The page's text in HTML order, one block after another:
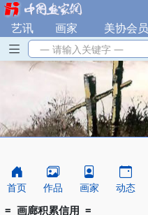
艺讯 画家 美协会员
— 请输入关键字 —
首页 作品 画家 动态
= 画廊积累信用 =